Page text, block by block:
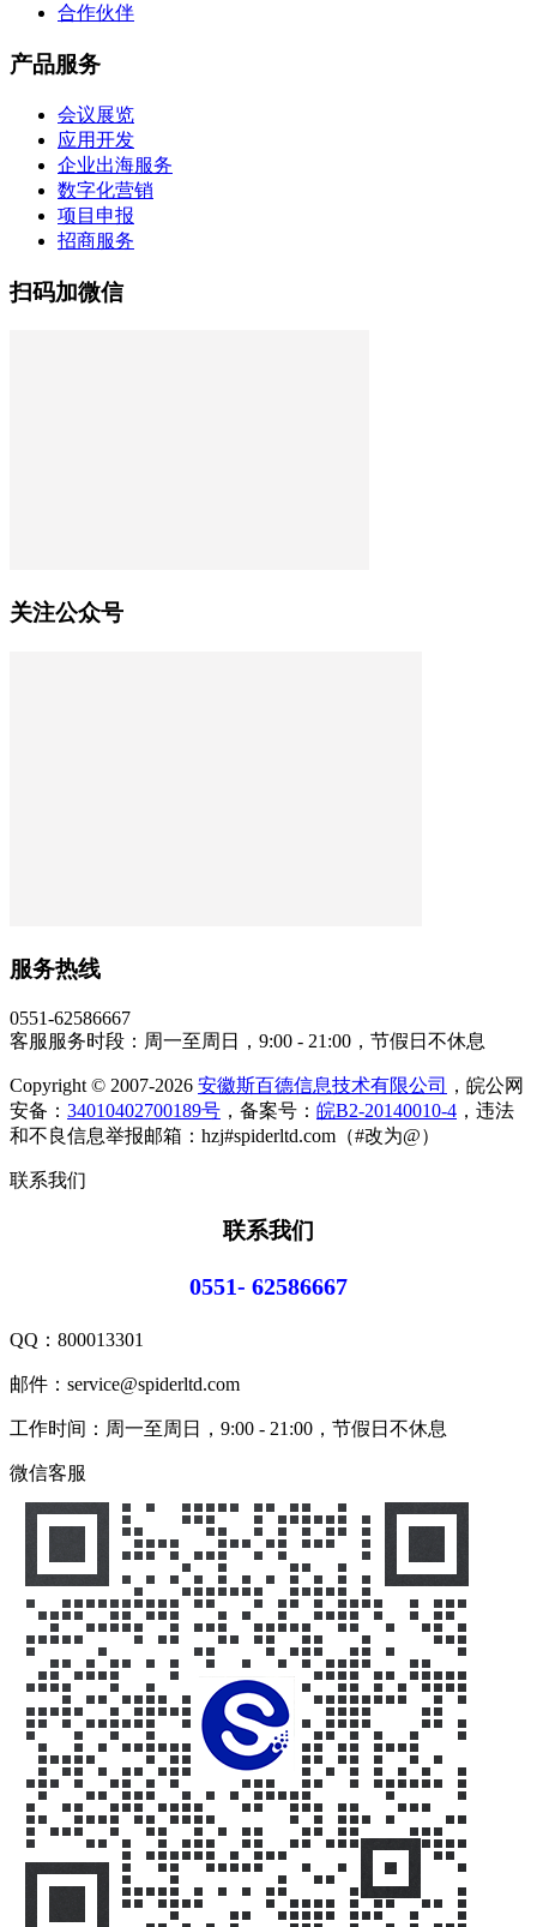
合作伙伴
产品服务
会议展览
应用开发
企业出海服务
数字化营销
项目申报
招商服务
扫码加微信
关注公众号
服务热线
0551-62586667
客服服务时段：周一至周日，9:00 - 21:00，节假日不休息
Copyright © 2007-2026 安徽斯百德信息技术有限公司
，皖公网
安备： 34010402700189号 ，备案号： 皖B2-20140010-4 ，违法
和不良信息举报邮箱：hzj#spiderltd.com（#改为@）
联系我们
联系我们
0551- 62586667
QQ： 800013301
邮件：service@spiderltd.com
工作时间：周一至周日，9:00 - 21:00，节假日不休息
微信客服